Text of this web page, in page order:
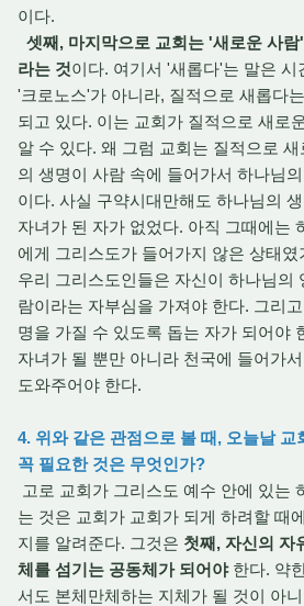
이다.
셋째, 마지막으로 교회는 '새로운 사람'
라는 것이다. 여기서 '새롭다'는 말은 시
'크로노스'가 아니라, 질적으로 새롭다
되고 있다. 이는 교회가 질적으로 새로
알 수 있다. 왜 그럼 교회는 질적으로
의 생명이 사람 속에 들어가서 하나님
이다. 사실 구약시대만해도 하나님의
자녀가 된 자가 없었다. 아직 그때에는
에게 그리스도가 들어가지 않은 상태
우리 그리스도인들은 자신이 하나님의
람이라는 자부심을 가져야 한다. 그리
명을 가질 수 있도록 돕는 자가 되어야
자녀가 될 뿐만 아니라 천국에 들어가
도와주어야 한다.
4. 위와 같은 관점으로 볼 때, 오늘날 교
꼭 필요한 것은 무엇인가?
고로 교회가 그리스도 예수 안에 있는
는 것은 교회가 교회가 되게 하려할 때
지를 알려준다. 그것은 첫째, 자신의 자
체를 섬기는 공동체가 되어야한다. 약
서도 본체만체하는 지체가 될 것이 아